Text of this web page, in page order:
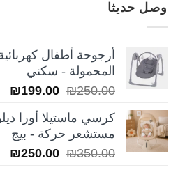
وصل حديثا
أرجوحة أطفال
المحمولة - سكني
₪250.00
السعر
هو:
₪250.00.
₪199.00
مستشعر حركة - بيج
₪350.00
السعر ₪250.00